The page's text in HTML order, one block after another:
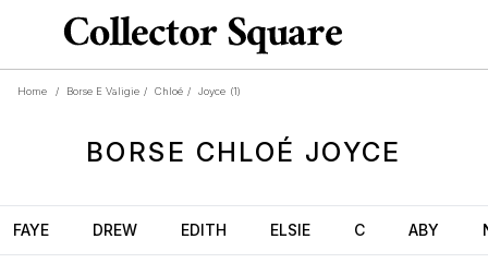
Home / Borse E Valigie / Chloé / Joyce (1)
BORSE CHLOÉ JOYCE
FAYE DREW EDITH ELSIE C ABY